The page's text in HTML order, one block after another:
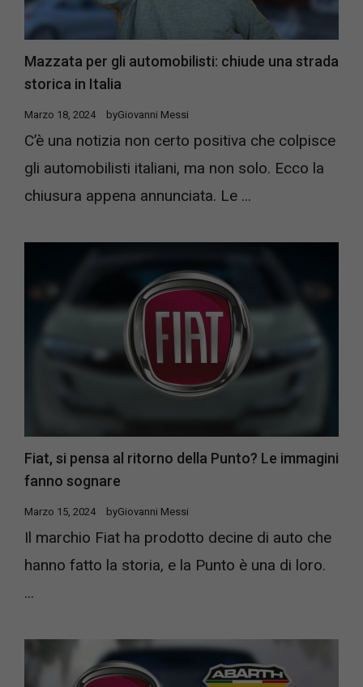
Mazzata per gli automobilisti: chiude una strada
storica in Italia
Marzo 18, 2024 byGiovanni Messi
C’è una notizia non certo positiva che colpisce
gli automobilisti italiani, ma non solo. Ecco la
chiusura appena annunciata. Le ...
Fiat, si pensa al ritorno della Punto? Le immagini
fanno sognare
Marzo 15, 2024 byGiovanni Messi
Il marchio Fiat ha prodotto decine di auto che
hanno fatto la storia, e la Punto è una di loro.
...